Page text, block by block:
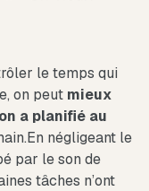
le temps qui
on peut mieux
a planifié au
négligeant le
par le son de
tâches n’ont